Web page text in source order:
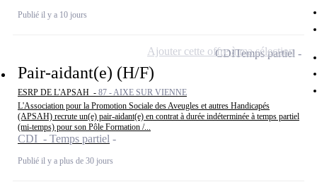
Publié il y a 10 jours
Pair-aidant(e) (H/F)
ESRP DE L'APSAH - 87 - AIXE SUR VIENNE
L'Association pour la Promotion Sociale des Aveugles et autres Handicapés
(APSAH) recrute un(e) pair-aidant(e) en contrat à durée indéterminée à temps partiel
(mi-temps) pour son Pôle Formation /...
CDI - Temps partiel
Publié il y a plus de 30 jours
CDITemps partiel
Ajouter cette offre à ma sélection